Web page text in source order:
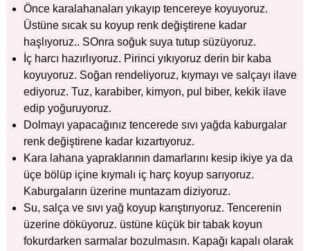
Önce karalahanaları yıkayıp tencereye koyuyoruz.
Üstüne sıcak su koyup renk değiştirene kadar
haşlıyoruz.. SOnra soğuk suya tutup süzüyoruz.
İç harcı hazırlıyoruz. Pirinci yıkıyoruz derin bir kaba
koyuyoruz. Soğan rendeliyoruz, kıymayı ve salçayı ilave
ediyoruz. Tuz, karabiber, kimyon, pul biber, kekik ilave
edip yoğuruyoruz.
Dolmayı yapacağınız tencerede sıvı yağda kaburgalar
renk değiştirene kadar kızartıyoruz.
Kara lahana yapraklarının damarlarını kesip ikiye ya da
üçe bölüp içine kıymalı iç harç koyup sarıyoruz.
Kaburgaların üzerine muntazam diziyoruz.
Su, salça ve sıvı yağ koyup karıştırıyoruz. Tencerenin
üzerine döküyoruz. üstüne küçük bir tabak koyun
fokurdarken sarmalar bozulmasın. Kapağı kapalı olarak